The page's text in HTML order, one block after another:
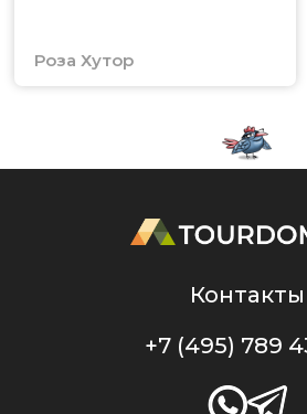
Роза Хутор
Контакты
+7 (495) 789